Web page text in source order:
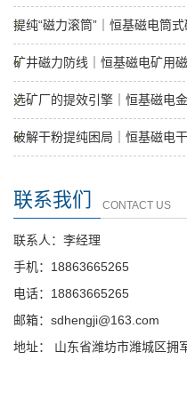
提纯“磁力滚筒”｜恒基磁电筒
矿井磁力防线｜恒基磁电矿用
选矿厂的提效引擎｜恒基磁电
破解干粉提纯困局｜恒基磁电
联系我们 CONTACT US
联系人：李经理
手机：18863665265
电话：18863665265
邮箱：sdhengji@163.com
地址： 山东省潍坊市潍城区拥